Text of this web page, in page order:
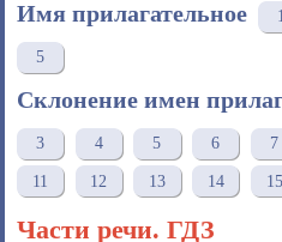
Имя прилагательное
5
Склонение имен
3 4 5 6 7
11 12 13 14 15
Части речи. ГДЗ